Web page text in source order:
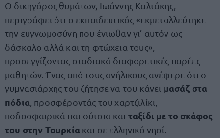
Ο δικηγόρος θυμάτων, Ιωάννης Καλτάκης,
περιγράφει ότι ο εκπαιδευτικός «εκμεταλλεύτηκε
την ευγνωμοσύνη που ένιωθαν γι’ αυτόν ως
δάσκαλο αλλά και τη φτώχεια τους»,
προσεγγίζοντας σταδιακά διαφορετικές παρέες
μαθητών. Ένας από τους ανήλικους ανέφερε ότι ο
γυμνασιάρχης του ζήτησε να του κάνει μασάζ στα
πόδια , προσφέροντάς του χαρτζιλίκι,
ποδοσφαιρικά παπούτσια και ταξίδι με το σκάφος
του στην Τουρκία και σε ελληνικό νησί.